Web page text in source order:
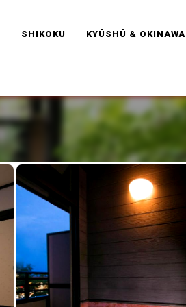
SHIKOKU KYŪSHŪ & OKINAWA